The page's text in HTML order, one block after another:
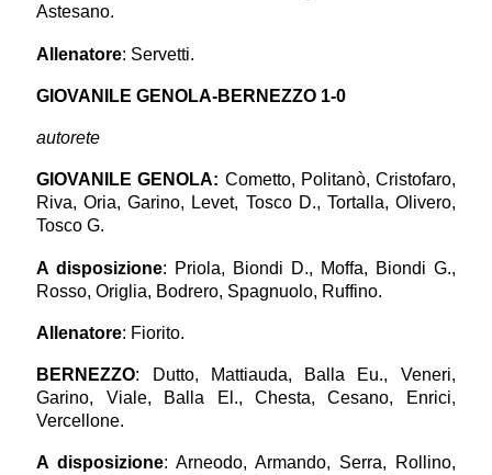
Astesano.
Allenatore: Servetti.
GIOVANILE GENOLA-BERNEZZO 1-0
autorete
GIOVANILE GENOLA: Cometto, Politanò, Cristofaro,
Riva, Oria, Garino, Levet, Tosco D., Tortalla, Olivero,
Tosco G.
A disposizione: Priola, Biondi D., Moffa, Biondi G.,
Rosso, Origlia, Bodrero, Spagnuolo, Ruffino.
Allenatore: Fiorito.
BERNEZZO: Dutto, Mattiauda, Balla Eu., Veneri,
Garino, Viale, Balla El., Chesta, Cesano, Enrici,
Vercellone.
A disposizione: Arneodo, Armando, Serra, Rollino,